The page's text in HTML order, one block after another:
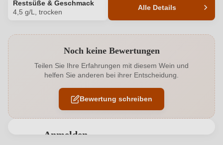
Restsüße & Geschmack
4,5 g/L, trocken
Alle Details
Produktnummer 1149030000
Alkoholgehalt in % 12,5 %
Allergene Enthält Sulfite
Ausbau Edelstahltank
Noch keine Bewertungen
Teilen Sie Ihre Erfahrungen mit diesem Wein und
helfen Sie anderen bei ihrer Entscheidung.
Bewertung schreiben
Anmelden